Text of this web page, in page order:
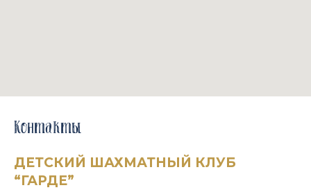
Контакты
ДЕТСКИЙ ШАХМАТНЫЙ КЛУБ
“ГАРДЕ”